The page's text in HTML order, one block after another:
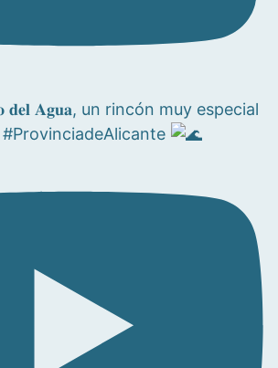
𝐝𝐞𝐥 𝐀𝐠𝐮𝐚, un rincón muy especial